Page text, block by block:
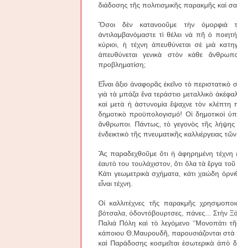
διάδοσης τῆς πολιτισμικῆς παρακμῆς καὶ
Ὅσοι δὲν κατανοοῦμε τὴν ὀμορφιὰ
ἀντιλαμβανόμαστε τὶ θέλει νὰ πῆ ὁ
κύριοι, ἡ τέχνη ἀπευθύνεται σὲ μιὰ
ἀπευθύνεται γενικὰ στὸν κάθε
προβληματίση;
Εἶναι ἄξιο ἀναφορᾶς ἐκεῖνο τὸ
γιὰ τὰ μπάζα ἕνα τεράστιο μεταλλικὸ
καὶ μετὰ ἡ ἀστυνομὶα ἔψαχνε τὸν
δημοτικὸ προϋπολογισμό! Οἱ δημοτικοὶ
ἄνθρωποι. Πάντως, τὸ γεγονὸς τῆς λήψης
ἐνδεικτικὸ τῆς πνευματικῆς καλλιέργειας
Ἄς παραδεχθοῦμε ὅτι ἡ ἀφηρημένη τέχνη
ἑαυτὸ του τουλάχιστον, ὅτι ὅλα τὰ ἔργα
Κάτι γεωμετρικὰ σχήματα, κάτι χαώδη
εἶναι τέχνη.
Οἱ καλλιτέχνες τῆς παρακμῆς
βότσαλα, ὁδοντόβουρτσες, πάνες... Στὴν
Παλιά Πόλη καὶ τὸ λεγόμενο ‘’Μονοπάτι
κάποιου Θ.Μαυρουδῆ, παρουσιάζονται
καὶ Παράδοσης κοσμεῖται ἐσωτερικὰ ἀπὸ